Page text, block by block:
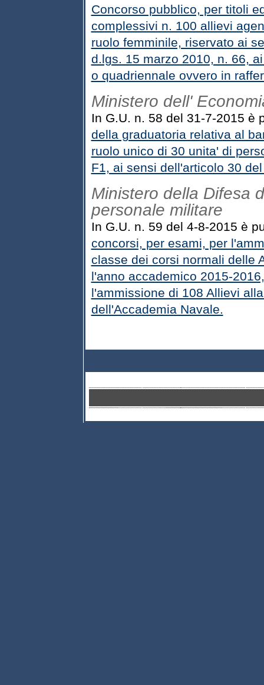
Concorso pubblico, per titoli
complessivi n. 100 allievi
ruolo femminile, riservato ai
d.lgs. 15 marzo 2010, n. 66,
o quadriennale ovvero in
Ministero dell'
In G.U. n. 58 del 31-7-2015 è
della graduatoria relativa al
ruolo unico di 30 unita' di
F1, ai sensi dell'articolo 30
Ministero della Difesa
personale militare
In G.U. n. 59 del 4-8-2015 è
concorsi, per esami, per
classe dei corsi normali delle
l'anno accademico 2015-
l'ammissione di 108 Allievi
dell'Accademia Navale.